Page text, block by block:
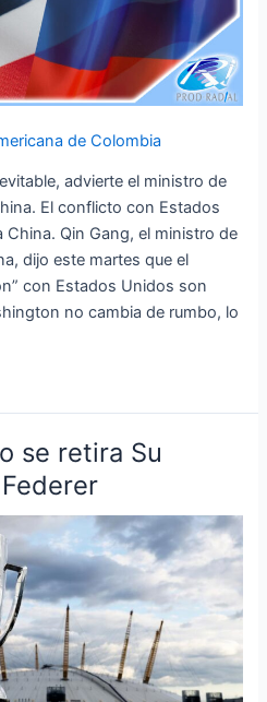
de Colombia
advierte el ministro de
El conflicto con Estados
Qin Gang, el ministro de
dijo este martes que el
con Estados Unidos son
no cambia de rumbo, lo
se retira Su